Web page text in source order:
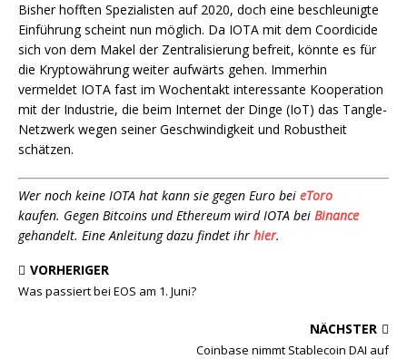
Bisher hofften Spezialisten auf 2020, doch eine beschleunigte
Einführung scheint nun möglich. Da IOTA mit dem Coordicide
sich von dem Makel der Zentralisierung befreit, könnte es für
die Kryptowährung weiter aufwärts gehen. Immerhin
vermeldet IOTA fast im Wochentakt interessante Kooperation
mit der Industrie, die beim Internet der Dinge (IoT) das Tangle-
Netzwerk wegen seiner Geschwindigkeit und Robustheit
schätzen.
Wer noch keine IOTA hat kann sie gegen Euro bei eToro
kaufen. Gegen Bitcoins und Ethereum wird IOTA bei Binance
gehandelt. Eine Anleitung dazu findet ihr hier.
VORHERIGER
Was passiert bei EOS am 1. Juni?
NÄCHSTER
Coinbase nimmt Stablecoin DAI auf